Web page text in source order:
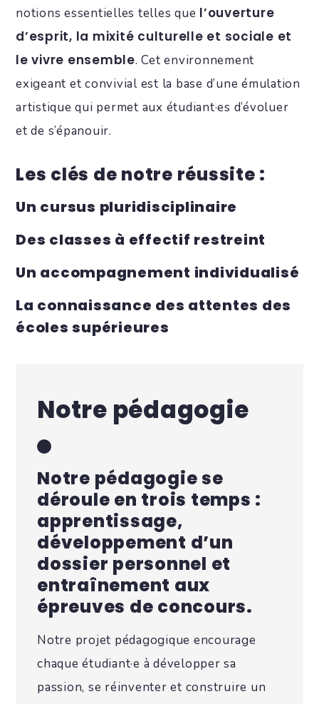
notions essentielles telles que l’ouverture
d’esprit, la mixité culturelle et sociale et
le vivre ensemble. Cet environnement
exigeant et convivial est la base d’une émulation
artistique qui permet aux étudiant·es d’évoluer
et de s’épanouir.
Les clés de notre réussite :
Un cursus pluridisciplinaire
Des classes à effectif restreint
Un accompagnement individualisé
La connaissance des attentes des
écoles supérieures
Notre pédagogie
Notre pédagogie se
déroule en trois temps :
apprentissage,
développement d’un
dossier personnel et
entraînement aux
épreuves de concours.
Notre projet pédagogique encourage
chaque étudiant·e à développer sa
passion, se réinventer et construire un